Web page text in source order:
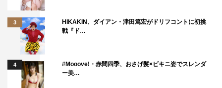
結構やりたい放題な人もいますから、ひとりひとりのキャ
ラも相当出てくると思いますね。
三谷さんの本・演出で良い波がくるはずなので、それに乗
っかって、どう遊ぶかが今回のチャレンジになるんじゃな
いかな。ヘンに力まず、流れを変えず、その中で自分のポ
ジションはどこなのかを頭に入れて、オリジナリティはし
3
HIKAKIN、ダイアン・津田篤宏がドリフコントに初挑
戦『ド…
4
#Mooove!・赤間四季、おさげ髪×ビキニ姿でスレンダ
ー美…